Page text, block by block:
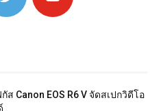
ส Canon EOS R6 V จัดสเปกวิดีโอ